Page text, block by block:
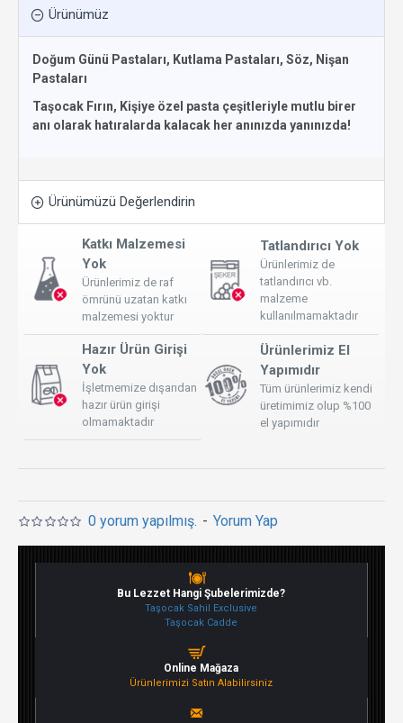
Katkı Malzemesi
Yok
Ürünlerimiz de raf
ömrünü uzatan katkı
malzemesi yoktur
Tatlandırıcı Yok
Ürünlerimiz de
tatlandırıcı vb.
malzeme
kullanılmamaktadır
Hazır Ürün Girişi
Yok
İşletmemize dışarıdan
hazır ürün girişi
olmamaktadır
Ürünlerimiz El
Yapımıdır
Tüm ürünlerimiz kendi
üretimimiz olup %100
el yapımıdır
Ürünümüz
Doğum Günü Pastaları, Kutlama Pastaları, Söz, Nişan
Pastaları
Taşocak Fırın, Kişiye özel pasta çeşitleriyle mutlu birer
anı olarak hatıralarda kalacak her anınızda yanınızda!
Ürünümüzü Değerlendirin
0 yorum yapılmış. - Yorum Yap
Bu Lezzet Hangi Şubelerimizde?
Taşocak Sahil Exclusive
Taşocak Cadde
Online Mağaza
Ürünlerimizi Satın Alabilirsiniz